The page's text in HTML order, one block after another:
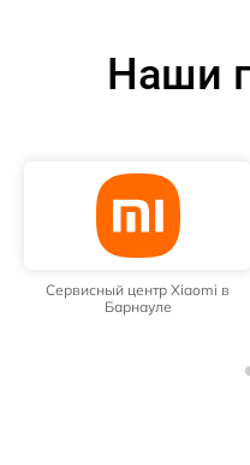
Наши
Сервисный центр Xiaomi в
Барнауле